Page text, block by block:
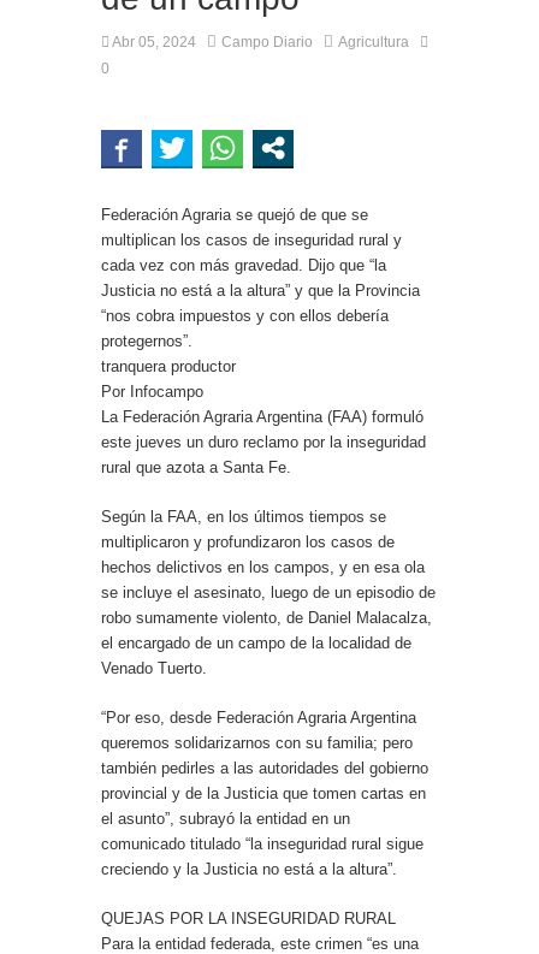
Abr 05, 2024 Campo Diario
Agricultura
0
Federación Agraria se quejó de que se
multiplican los casos de inseguridad rural y
cada vez con más gravedad. Dijo que “la
Justicia no está a la altura” y que la Provincia
“nos cobra impuestos y con ellos debería
protegernos”.
tranquera productor
Por Infocampo
La Federación Agraria Argentina (FAA) formuló
este jueves un duro reclamo por la inseguridad
rural que azota a Santa Fe.
Según la FAA, en los últimos tiempos se
multiplicaron y profundizaron los casos de
hechos delictivos en los campos, y en esa ola
se incluye el asesinato, luego de un episodio de
robo sumamente violento, de Daniel Malacalza,
el encargado de un campo de la localidad de
Venado Tuerto.
“Por eso, desde Federación Agraria Argentina
queremos solidarizarnos con su familia; pero
también pedirles a las autoridades del gobierno
provincial y de la Justicia que tomen cartas en
el asunto”, subrayó la entidad en un
comunicado titulado “la inseguridad rural sigue
creciendo y la Justicia no está a la altura”.
QUEJAS POR LA INSEGURIDAD RURAL
Para la entidad federada, este crimen “es una